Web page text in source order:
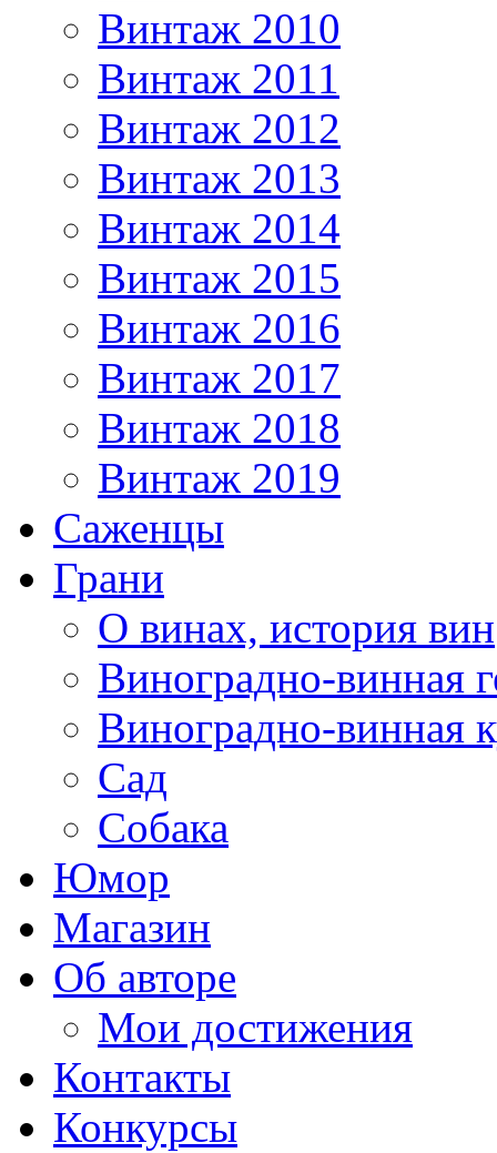
Винтаж 2010
Винтаж 2011
Винтаж 2012
Винтаж 2013
Винтаж 2014
Винтаж 2015
Винтаж 2016
Винтаж 2017
Винтаж 2018
Винтаж 2019
Саженцы
Грани
О винах, история вин
Виноградно-винная
Виноградно-винная
Сад
Собака
Юмор
Магазин
Об авторе
Мои достижения
Контакты
Конкурсы